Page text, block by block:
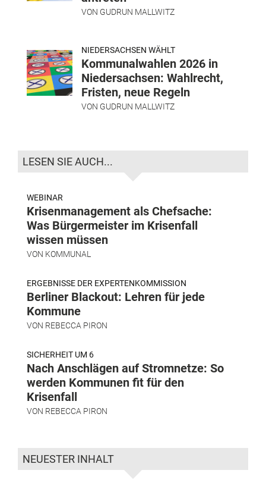
VON GUDRUN MALLWITZ
NIEDERSACHSEN WÄHLT
Kommunalwahlen 2026 in
Niedersachsen: Wahlrecht,
Fristen, neue Regeln
VON GUDRUN MALLWITZ
LESEN SIE AUCH...
WEBINAR
Krisenmanagement als Chefsache:
Was Bürgermeister im Krisenfall
wissen müssen
VON KOMMUNAL
ERGEBNISSE DER EXPERTENKOMMISSION
Berliner Blackout: Lehren für jede
Kommune
VON REBECCA PIRON
SICHERHEIT UM 6
Nach Anschlägen auf Stromnetze: So
werden Kommunen fit für den
Krisenfall
VON REBECCA PIRON
NEUESTER INHALT